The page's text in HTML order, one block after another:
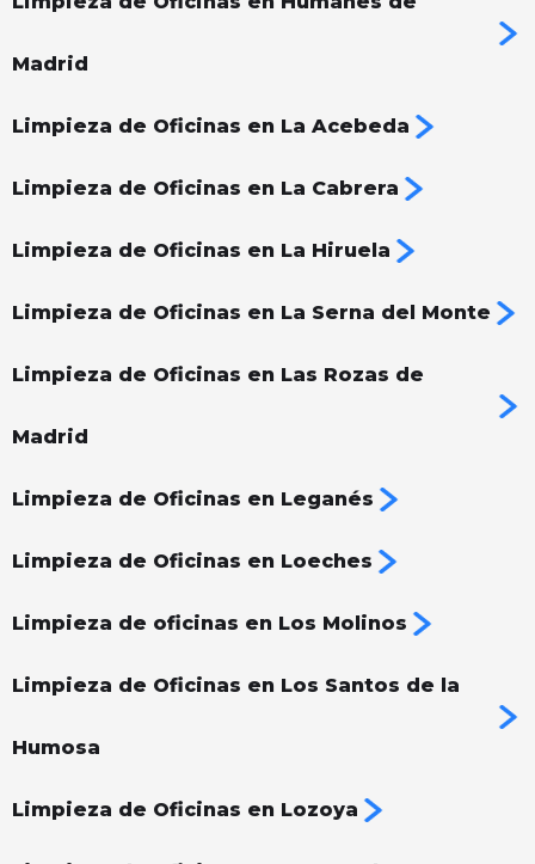
Madrid
Limpieza de Oficinas en La Acebeda
Limpieza de Oficinas en La Cabrera
Limpieza de Oficinas en La Hiruela
Limpieza de Oficinas en La Serna del Monte
Limpieza de Oficinas en Las Rozas de
Madrid
Limpieza de Oficinas en Leganés
Limpieza de Oficinas en Loeches
Limpieza de oficinas en Los Molinos
Limpieza de Oficinas en Los Santos de la
Humosa
Limpieza de Oficinas en Lozoya